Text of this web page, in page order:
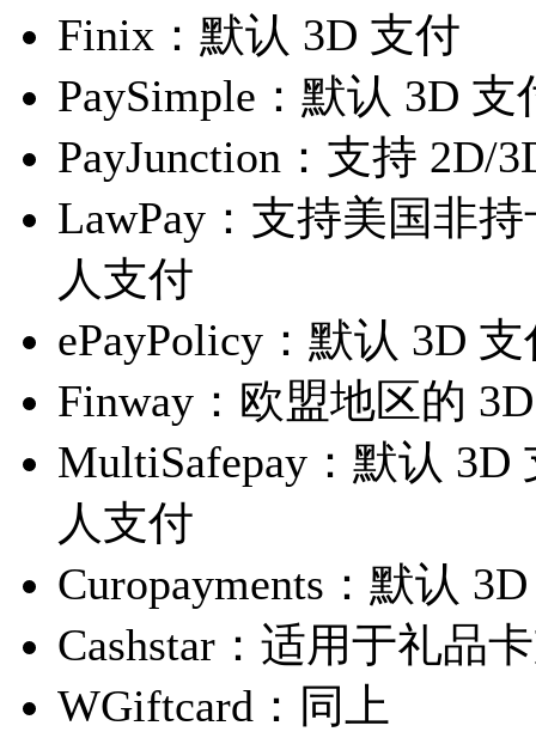
Finix：默认 3D 支付
PaySimple：默认 3D
PayJunction：支持 2D/
LawPay：支持美国非
人支付
ePayPolicy：默认 3D
Finway：欧盟地区的
MultiSafepay：默认
人支付
Curopayments：默认
Cashstar：适用于礼品
WGiftcard：同上